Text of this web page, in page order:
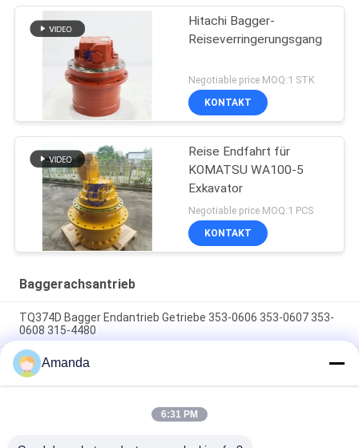
Hitachi Bagger-
Reiseverringerungsgang
Negotiable price MOQ:1 STK
KONTAKT
Reise Endfahrt für
KOMATSU WA100-5
Exkavator
Negotiable price MOQ:1 PCS
KONTAKT
Baggerachsantrieb
TQ374D Bagger Endantrieb Getriebe 353-0606 353-0607 353-
0608 315-4480
353-0528 333-3036 Bagger Endantrieb Motor Hydraulisch
geeignet TQ345D TQ349D
Der hydraulische Endantriebsmotor BMVT41 von Danfoss
kann an 5~6 Tonnen schwebende Steerlader angepasst
Amanda
6:31 PM